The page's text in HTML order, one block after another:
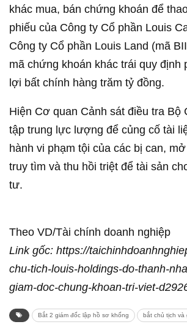
khác mua, bán chứng khoán để
phiếu của Công ty Cổ phần Louis
Công ty Cổ phần Louis Land (mã
mã chứng khoán khác trái quy định
lợi bất chính hàng trăm tỷ đồng.
Hiện Cơ quan Cảnh sát điều tra Bộ
tập trung lực lượng để củng cố tài
hành vi phạm tội của các bị can,
truy tìm và thu hồi triệt để tài sản
tư.
Theo VD/Tài chính doanh nghiệp
Link gốc: https://
chu-tich-louis-holdings-do-thanh-
giam-doc-chung-khoan-tri-viet-
Bắt 2 giám đốc lập hồ sơ khống bắt chủ tịch và